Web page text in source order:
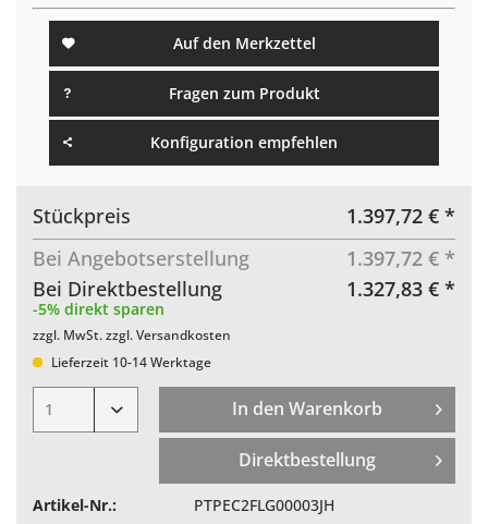
Auf den Merkzettel
Fragen zum Produkt
Konfiguration empfehlen
Stückpreis
1.397,72 € *
Bei Angebotserstellung
1.397,72 € *
Bei Direktbestellung
-5% direkt sparen
1.327,83 € *
zzgl. MwSt.zzgl. Versandkosten
Lieferzeit 10-14 Werktage
In den Warenkorb
Direktbestellung
Artikel-Nr.: PTPEC2FLG00003JH